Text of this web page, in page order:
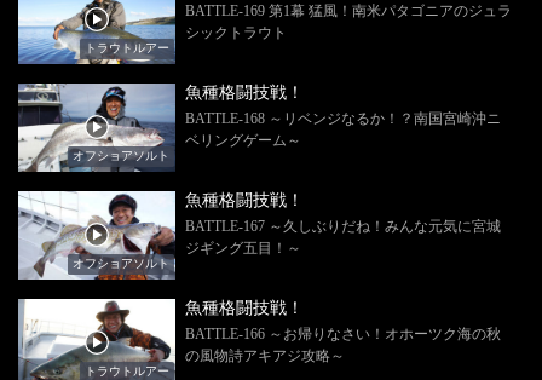
トラウトルアー
BATTLE-169 第1幕 猛風！南米パタゴニアのジュラ
シックトラウト
オフショアソルト
魚種格闘技戦！
BATTLE-168 ～リベンジなるか！？南国宮崎沖ニ
ベリングゲーム～
オフショアソルト
魚種格闘技戦！
BATTLE-167 ～久しぶりだね！みんな元気に宮城
ジギング五目！～
トラウトルアー
魚種格闘技戦！
BATTLE-166 ～お帰りなさい！オホーツク海の秋
の風物詩アキアジ攻略～